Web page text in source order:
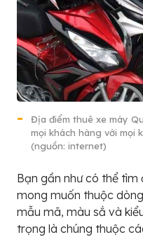
Địa điểm thuê xe máy
mọi khách hàng với mọi
(nguồn: internet)
Bạn gần như có thể
mong muốn thuộc
mẫu mã, màu sắ và
trọng là chúng thuộc